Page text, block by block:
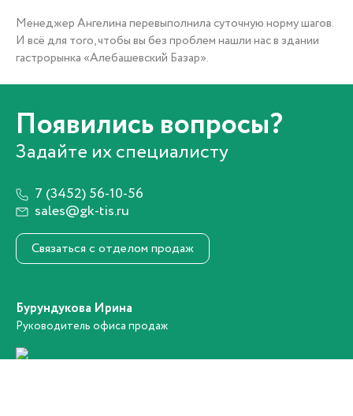
Новостройки
О застройщике
Пресс-центр
+7 (3452) 56-10-56
Заказать звонок
Менеджер Ангелина перевыполнила суточную норму шагов.
И всё для того, чтобы вы без проблем нашли нас в здании
гастрорынка «Алебашевский Базар».
Бурундукова Ирина
Руководитель офиса продаж
Появились вопросы?
Задайте их специалисту
7 (3452) 56-10-56
sales@gk-tis.ru
Связаться с отделом продаж